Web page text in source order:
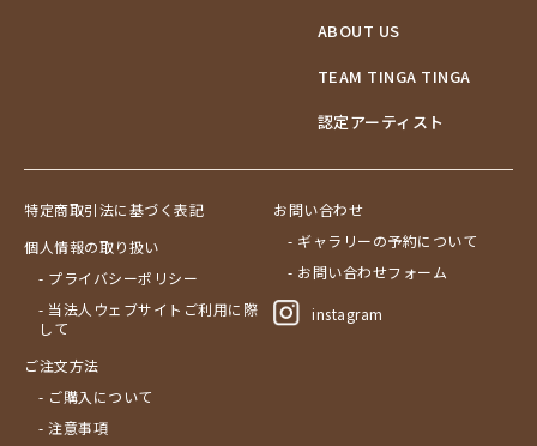
ABOUT US
TEAM TINGA TINGA
認定アーティスト
特定商取引法に基づく表記
個人情報の取り扱い
- プライバシーポリシー
- 当法人ウェブサイトご利用に際
して
ご注文方法
- ご購入について
- 注意事項
お問い合わせ
- ギャラリーの予約について
- お問い合わせフォーム
instagram